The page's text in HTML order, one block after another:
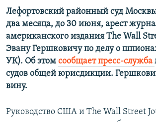
Лефортовский районный суд
два месяца, до 30 июня, арест
американского издания The Wall
Эвану Гершковичу по делу о
УК). Об этом сообщает пресс-служба
судов общей юрисдикции.
вину.
Руководство США и The Wall Street